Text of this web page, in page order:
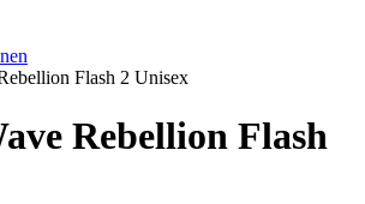
Flash 2 Unisex
Rebellion Flash